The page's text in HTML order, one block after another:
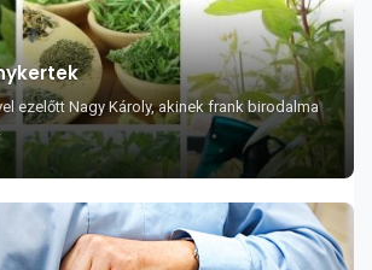
ezelőtt Nagy Károly, akinek frank birodalma